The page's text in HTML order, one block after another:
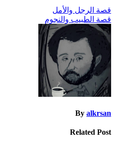
تصفّح
المقالات
قصة الرجل والأمل
قصة الطبيب والنجوم
By alkrsan
Related Post